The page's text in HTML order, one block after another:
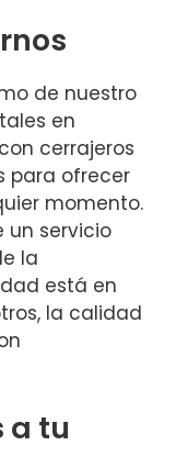
de nuestro
en
cerrajeros
para ofrecer
momento.
un servicio
la
está en
la calidad
a tu